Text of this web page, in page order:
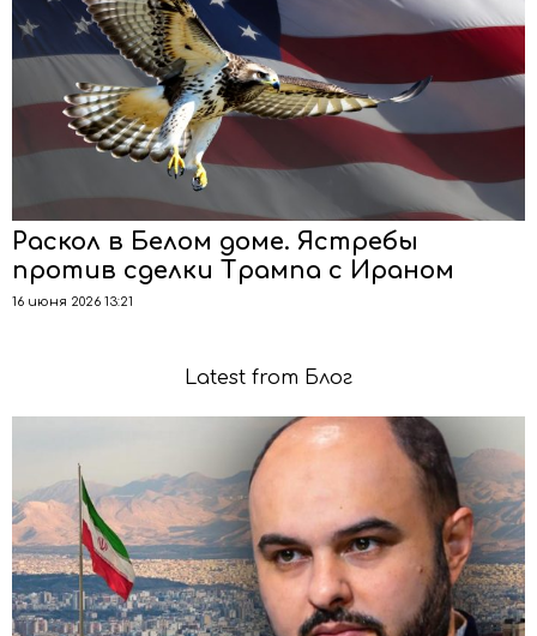
Раскол в Белом доме. Ястребы
против сделки Трампа с Ираном
16 июня 2026 13:21
Latest from Блог